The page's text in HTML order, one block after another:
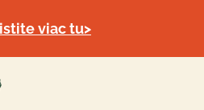
viac tu>